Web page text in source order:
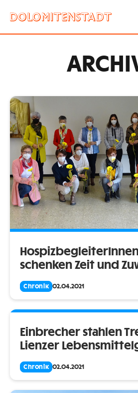
schenken Zeit und
Chronik 02.04.2021
Einbrecher stahlen
Lienzer
Chronik 02.04.2021